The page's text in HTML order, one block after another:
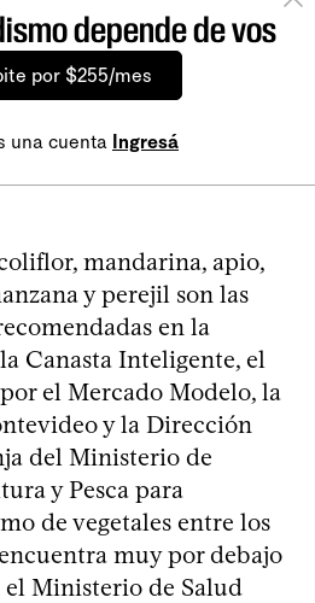
depende de vos
por $255/mes
una cuenta Ingresá
mandarina, apio,
y perejil son las
en la
Canasta Inteligente, el
el Mercado Modelo, la
y la Dirección
del Ministerio de
y Pesca para
de vegetales entre los
muy por debajo
el Ministerio de Salud